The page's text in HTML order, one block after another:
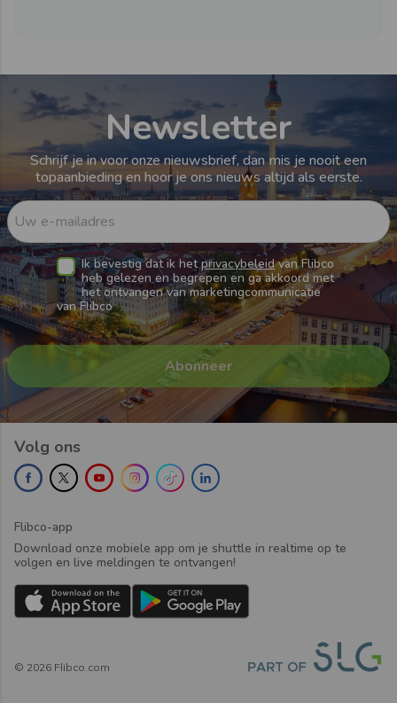
Newsletter
Schrijf je in voor onze nieuwsbrief, dan mis je nooit een
topaanbieding en hoor je ons nieuws altijd als eerste.
Uw e-mailadres
Ik bevestig dat ik hetprivacybeleidvan Flibco
heb gelezen en begrepen en ga akkoord met
het ontvangen van marketingcommunicatie
van Flibco
Volg ons
Flibco-app
Download onze mobiele app om je shuttle in realtime op te
volgen en live meldingen te ontvangen!
© 2026 Flibco.com